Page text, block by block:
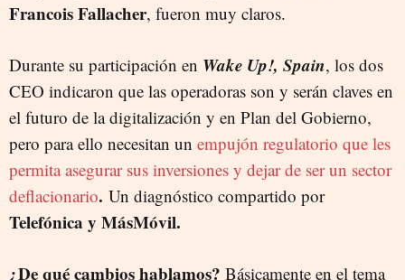
Francois Fallacher, fueron muy claros.
Durante su participación en Wake Up!, Spain, los dos
CEO indicaron que las operadoras son y serán claves en
el futuro de la digitalización y en Plan del Gobierno,
pero para ello necesitan un empujón regulatorio que les
permita asegurar sus inversiones y dejar de ser un sector
deflacionario. Un diagnóstico compartido por
Telefónica y MásMóvil.
¿De qué cambios hablamos? Básicamente en el tema